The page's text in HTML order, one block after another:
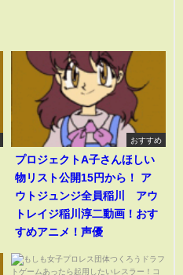
おすすめ
プロジェクトA子さんほしい
物リスト公開15円から！ ア
ウトジュンジ全員稲川 アウ
トレイジ稲川淳二動画！おす
すめアニメ！声優